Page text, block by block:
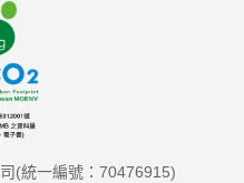
(統一編號：70476915)